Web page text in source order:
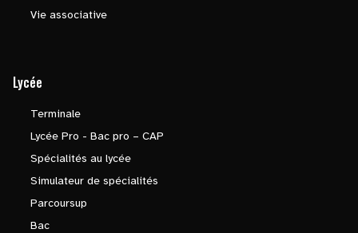
Vie associative
Lycée
Terminale
Lycée Pro - Bac pro – CAP
Spécialités au lycée
Simulateur de spécialités
Parcoursup
Bac